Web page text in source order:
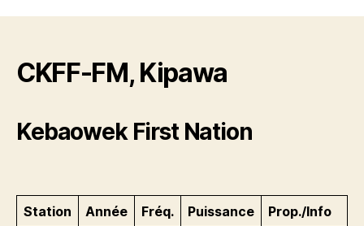
CKFF-FM, Kipawa
Kebaowek First Nation
Station Année Fréq. Puissance Prop./Info